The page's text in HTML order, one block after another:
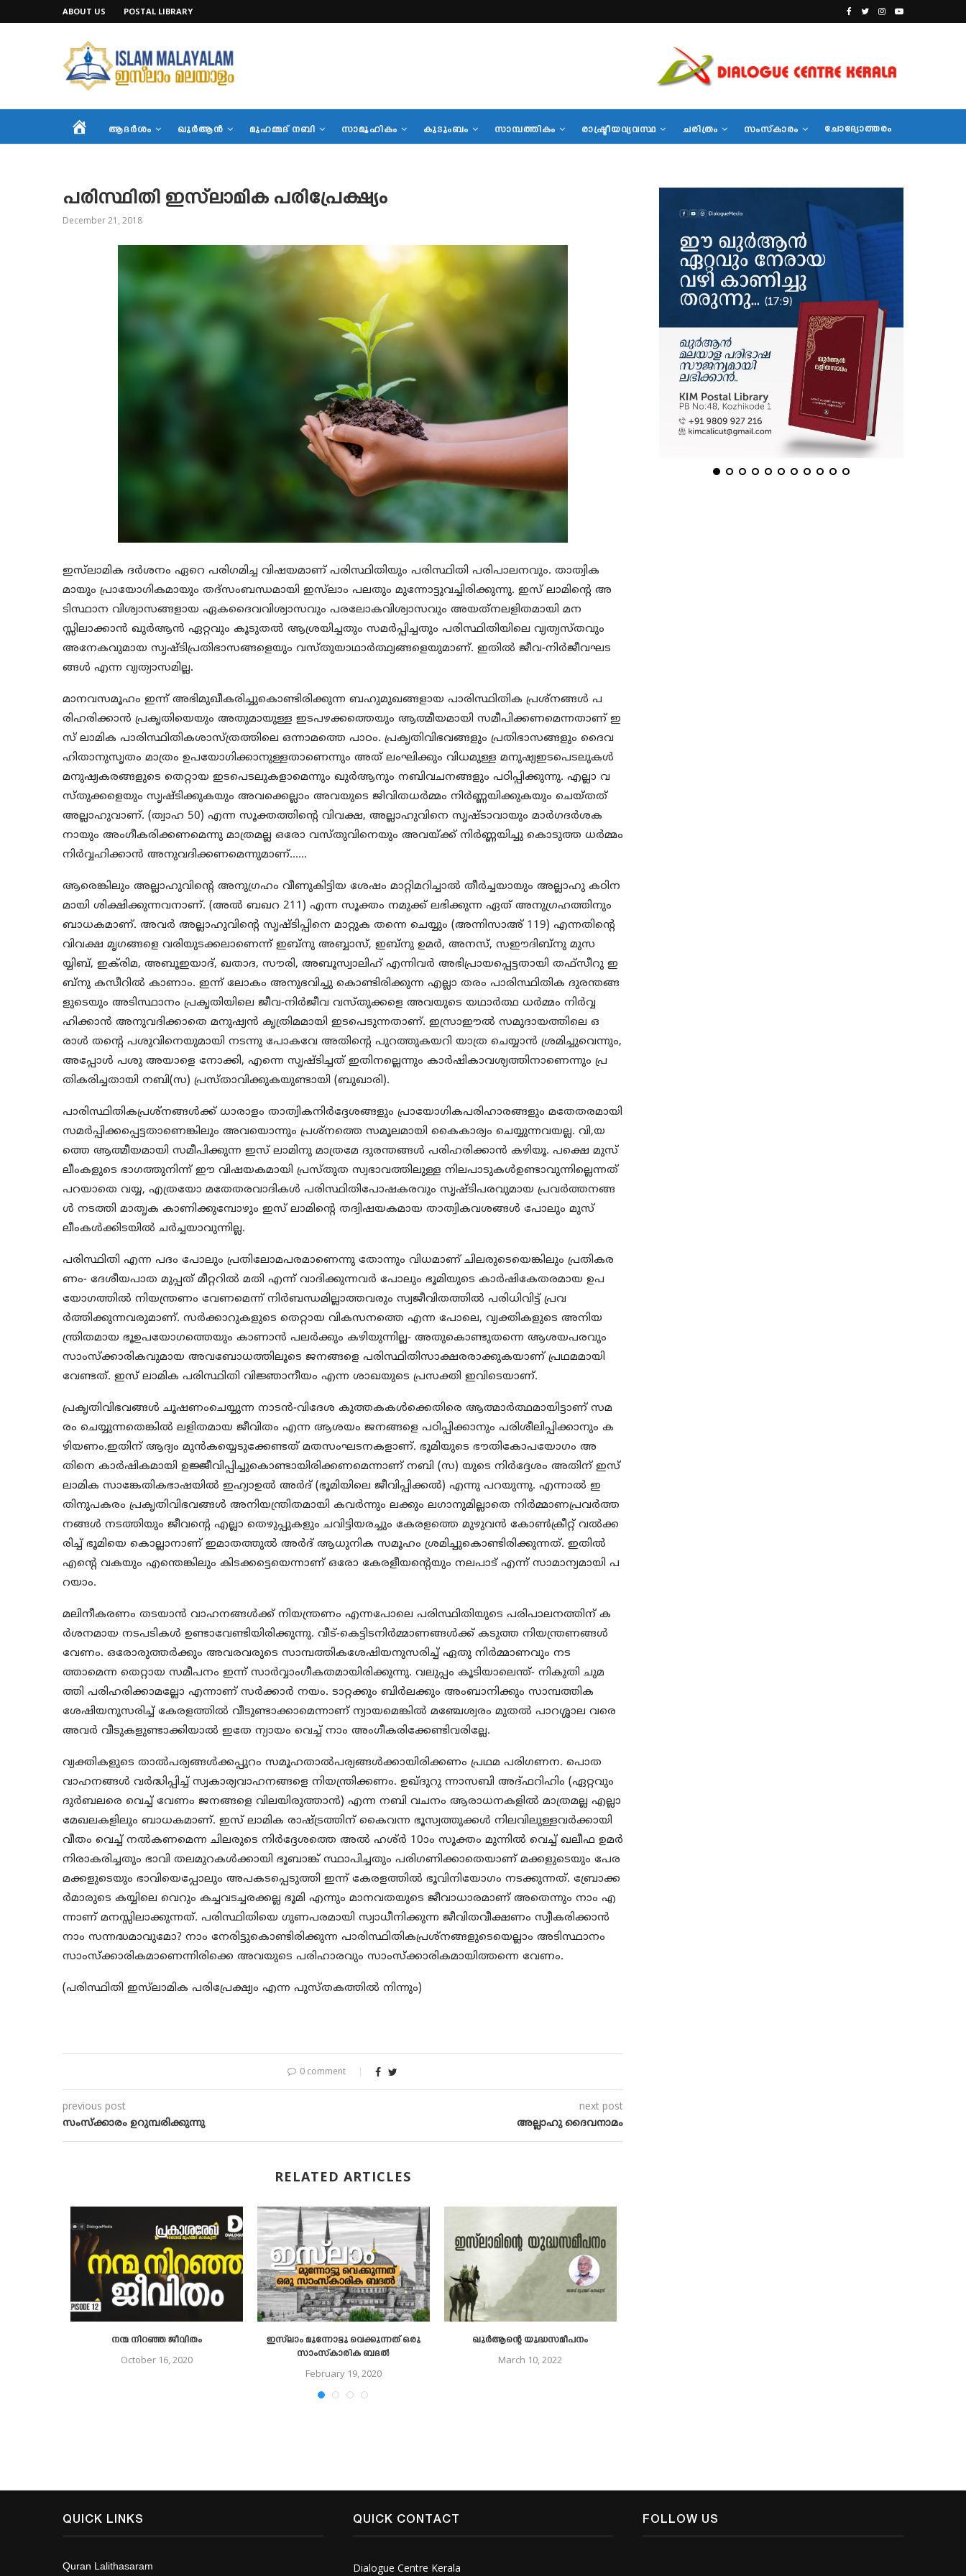
ABOUT US POSTAL LIBRARY
HOMEആദര്‍ശം ഖുര്‍ആന്‍ മുഹമ്മദ് നബി സാമൂഹികം കുടുംബം സാമ്പത്തികം രാഷ്ട്രീയവ്യവസ്ഥ ചരിത്രം സംസ്‌കാരം ചോദ്യോത്തരം
പരിസ്ഥിതി ഇസ്‌ലാമിക പരിപ്രേക്ഷ്യം
December 21, 2018
ഇസ്‌ലാമിക ദര്‍ശനം ഏറെ പരിഗമിച്ച വിഷയമാണ് പരിസ്ഥിതിയും പരിസ്ഥിതി പരിപാലനവും. താത്വിക
മായും പ്രായോഗികമായും തദ്‌സംബന്ധമായി ഇസ്‌ലാം പലതും മുന്നോട്ടുവച്ചിരിക്കുന്നു. ഇസ് ലാമിന്റെ അ
ടിസ്ഥാന വിശ്വാസങ്ങളായ ഏകദൈവവിശ്വാസവും പരലോകവിശ്വാസവും അയത്‌നലളിതമായി മന
സ്സിലാക്കാന്‍ ഖുര്‍ആന്‍ ഏറ്റവും കൂടുതല്‍ ആശ്രയിച്ചതും സമര്‍പ്പിച്ചതും പരിസ്ഥിതിയിലെ വ്യത്യസ്തവും
അനേകവുമായ സൃഷ്ടിപ്രതിഭാസങ്ങളെയും വസ്തുയാഥാര്‍ത്ഥ്യങ്ങളെയുമാണ്. ഇതില്‍ ജീവ-നിര്‍ജീവഘട
ങ്ങള്‍ എന്ന വ്യത്യാസമില്ല.
മാനവസമൂഹം ഇന്ന് അഭിമുഖീകരിച്ചുകൊണ്ടിരിക്കുന്ന ബഹുമുഖങ്ങളായ പാരിസ്ഥിതിക പ്രശ്‌നങ്ങള്‍ പ
രിഹരിക്കാന്‍ പ്രകൃതിയെയും അതുമായുള്ള ഇടപഴക്കത്തെയും ആത്മീയമായി സമീപിക്കണമെന്നതാണ് ഇ
സ് ലാമിക പാരിസ്ഥിതികശാസ്ത്രത്തിലെ ഒന്നാമത്തെ പാഠം. പ്രകൃതിവിഭവങ്ങളും പ്രതിഭാസങ്ങളും ദൈവ
ഹിതാനുസൃതം മാത്രം ഉപയോഗിക്കാനുള്ളതാണെന്നും അത് ലംഘിക്കും വിധമുള്ള മനുഷ്യഇടപെടലുകള്‍
മനുഷ്യകരങ്ങളുടെ തെറ്റായ ഇടപെടലുകളാമെന്നും ഖുര്‍ആനും നബിവചനങ്ങളും പഠിപ്പിക്കുന്നു. എല്ലാ വ
സ്തുക്കളെയും സൃഷ്ടിക്കുകയും അവക്കെല്ലാം അവയുടെ ജിവിതധര്‍മ്മം നിര്‍ണ്ണയിക്കുകയും ചെയ്തത്
അല്ലാഹുവാണ്. (ത്വാഹ 50) എന്ന സൂക്തത്തിന്റെ വിവക്ഷ, അല്ലാഹുവിനെ സൃഷ്ടാവായും മാര്‍ഗദര്‍ശക
നായും അംഗീകരിക്കണമെന്നു മാത്രമല്ല ഒരോ വസ്തുവിനെയും അവയ്ക്ക് നിര്‍ണ്ണയിച്ചു കൊടുത്ത ധര്‍മ്മം
നിര്‍വ്വഹിക്കാന്‍ അനുവദിക്കണമെന്നുമാണ്……
ആരെങ്കിലും അല്ലാഹുവിന്റെ അനുഗ്രഹം വീണുകിട്ടിയ ശേഷം മാറ്റിമറിച്ചാല്‍ തീര്‍ച്ചയായും അല്ലാഹു കഠിന
മായി ശിക്ഷിക്കുന്നവനാണ്. (അല്‍ ബഖറ 211) എന്ന സൂക്തം നമുക്ക് ലഭിക്കുന്ന ഏത് അനുഗ്രഹത്തിനും
ബാധകമാണ്. അവര്‍ അല്ലാഹുവിന്റെ സൃഷ്ടിപ്പിനെ മാറ്റുക തന്നെ ചെയ്യും (അന്നിസാഅ് 119) എന്നതിന്റെ
വിവക്ഷ മൃഗങ്ങളെ വരിയുടക്കലാണെന്ന് ഇബ്‌നു അബ്ബാസ്, ഇബ്‌നു ഉമര്‍, അനസ്, സഈദിബ്‌നു മുസ
യ്യിബ്, ഇക്‌രിമ, അബൂഇയാദ്, ഖതാദ, സൗരി, അബൂസ്വാലിഹ് എന്നിവര്‍ അഭിപ്രായപ്പെട്ടതായി തഫ്‌സീറു ഇ
ബ്‌നു കസീറില്‍ കാണാം. ഇന്ന് ലോകം അനുഭവിച്ചു കൊണ്ടിരിക്കുന്ന എല്ലാ തരം പാരിസ്ഥിതിക ദുരന്തങ്ങ
ളുടെയും അടിസ്ഥാനം പ്രകൃതിയിലെ ജീവ-നിര്‍ജീവ വസ്തുക്കളെ അവയുടെ യഥാര്‍ത്ഥ ധര്‍മ്മം നിര്‍വ്വ
ഹിക്കാന്‍ അനുവദിക്കാതെ മനുഷ്യന്‍ കൃത്രിമമായി ഇടപെടുന്നതാണ്. ഇസ്രാഈല്‍ സമുദായത്തിലെ ഒ
രാള്‍ തന്റെ പശുവിനെയുമായി നടന്നു പോകവേ അതിന്റെ പുറത്തുകയറി യാത്ര ചെയ്യാന്‍ ശ്രമിച്ചുവെന്നും,
അപ്പോള്‍ പശു അയാളെ നോക്കി, എന്നെ സൃഷ്ടിച്ചത് ഇതിനല്ലെന്നും കാര്‍ഷികാവശ്യത്തിനാണെന്നും പ്ര
തികരിച്ചതായി നബി(സ) പ്രസ്താവിക്കുകയുണ്ടായി (ബുഖാരി).
പാരിസ്ഥിതികപ്രശ്‌നങ്ങള്‍ക്ക് ധാരാളം താത്വികനിര്‍ദ്ദേശങ്ങളും പ്രായോഗികപരിഹാരങ്ങളും മതേതരമായി
സമര്‍പ്പിക്കപ്പെട്ടതാണെങ്കിലും അവയൊന്നും പ്രശ്‌നത്തെ സമൂലമായി കൈകാര്യം ചെയ്യുന്നവയല്ല. വി,യ
ത്തെ ആത്മീയമായി സമീപിക്കുന്ന ഇസ് ലാമിനു മാത്രമേ ദുരന്തങ്ങള്‍ പരിഹരിക്കാന്‍ കഴിയൂ. പക്ഷെ മുസ്
ലീംകളുടെ ഭാഗത്തുനിന്ന് ഈ വിഷയകമായി പ്രസ്തുത സ്വഭാവത്തിലുള്ള നിലപാടുകള്‍ഉണ്ടാവുന്നില്ലെന്നത്
പറയാതെ വയ്യ, എത്രയോ മതേതരവാദികള്‍ പരിസ്ഥിതിപോഷകരവും സൃഷ്ടിപരവുമായ പ്രവര്‍ത്തനങ്ങ
ള്‍ നടത്തി മാതൃക കാണിക്കുമ്പോഴും ഇസ് ലാമിന്റെ തദ്വിഷയകമായ താത്വികവശങ്ങള്‍ പോലും മുസ്
ലീംകള്‍ക്കിടയില്‍ ചര്‍ച്ചയാവുന്നില്ല.
പരിസ്ഥിതി എന്ന പദം പോലും പ്രതിലോമപരമാണെന്നു തോന്നും വിധമാണ് ചിലരുടെയെങ്കിലും പ്രതികര
ണം- ദേശീയപാത മുപ്പത് മീറ്ററില്‍ മതി എന്ന് വാദിക്കുന്നവര്‍ പോലും ഭൂമിയുടെ കാര്‍ഷികേതരമായ ഉപ
യോഗത്തില്‍ നിയന്ത്രണം വേണമെന്ന് നിര്‍ബന്ധമില്ലാത്തവരും സ്വജീവിതത്തില്‍ പരിധിവിട്ട് പ്രവ
ര്‍ത്തിക്കുന്നവരുമാണ്. സര്‍ക്കാറുകളുടെ തെറ്റായ വികസനത്തെ എന്ന പോലെ, വ്യക്തികളുടെ അനിയ
ന്ത്രിതമായ ഭൂഉപയോഗത്തെയും കാണാന്‍ പലര്‍ക്കും കഴിയുന്നില്ല- അതുകൊണ്ടുതന്നെ ആശയപരവും
സാംസ്‌ക്കാരികവുമായ അവബോധത്തിലൂടെ ജനങ്ങളെ പരിസ്ഥിതിസാക്ഷരരാക്കുകയാണ് പ്രഥമമായി
വേണ്ടത്. ഇസ് ലാമിക പരിസ്ഥിതി വിജ്ഞാനീയം എന്ന ശാഖയുടെ പ്രസക്തി ഇവിടെയാണ്.
പ്രകൃതിവിഭവങ്ങള്‍ ചൂഷണംചെയ്യുന്ന നാടന്‍-വിദേശ കുത്തകകള്‍ക്കെതിരെ ആത്മാര്‍ത്ഥമായിട്ടാണ് സമ
രം ചെയ്യുന്നതെങ്കില്‍ ലളിതമായ ജീവിതം എന്ന ആശയം ജനങ്ങളെ പഠിപ്പിക്കാനും പരിശീലിപ്പിക്കാനും ക
ഴിയണം.ഇതിന് ആദ്യം മുന്‍കയ്യെടുക്കേണ്ടത് മതസംഘടനകളാണ്. ഭൂമിയുടെ ഭൗതികോപയോഗം അ
തിനെ കാര്‍ഷികമായി ഉജ്ജീവിപ്പിച്ചുകൊണ്ടായിരിക്കണമെന്നാണ് നബി (സ) യുടെ നിര്‍ദ്ദേശം അതിന് ഇസ്
ലാമിക സാങ്കേതികഭാഷയില്‍ ഇഹ്യാഉല്‍ അര്‍ദ് (ഭൂമിയിലെ ജീവിപ്പിക്കല്‍) എന്നു പറയുന്നു. എന്നാല്‍ ഇ
തിനുപകരം പ്രകൃതിവിഭവങ്ങള്‍ അനിയന്ത്രിതമായി കവര്‍ന്നും ലക്കും ലഗാനുമില്ലാതെ നിര്‍മ്മാണപ്രവര്‍ത്ത
നങ്ങള്‍ നടത്തിയും ജീവന്റെ എല്ലാ തെഴുപ്പുകളും ചവിട്ടിയരച്ചും കേരളത്തെ മുഴുവന്‍ കോണ്‍ക്രീറ്റ് വല്‍ക്ക
രിച്ച് ഭൂമിയെ കൊല്ലാനാണ് ഇമാതത്തുല്‍ അര്‍ദ് ആധുനിക സമൂഹം ശ്രമിച്ചുകൊണ്ടിരിക്കുന്നത്. ഇതില്‍
എന്റെ വകയും എന്തെങ്കിലും കിടക്കട്ടെയെന്നാണ് ഒരോ കേരളീയന്റെയും നലപാട് എന്ന് സാമാന്യമായി പ
റയാം.
മലിനീകരണം തടയാന്‍ വാഹനങ്ങള്‍ക്ക് നിയന്ത്രണം എന്നപോലെ പരിസ്ഥിതിയുടെ പരിപാലനത്തിന് ക
ര്‍ശനമായ നടപടികള്‍ ഉണ്ടാവേണ്ടിയിരിക്കുന്നു. വീട്-കെട്ടിടനിര്‍മ്മാണങ്ങള്‍ക്ക് കടുത്ത നിയന്ത്രണങ്ങള്‍
വേണം. ഒരോരുത്തര്‍ക്കും അവരവരുടെ സാമ്പത്തികശേഷിയനുസരിച്ച് ഏതു നിര്‍മ്മാണവും നട
ത്താമെന്ന തെറ്റായ സമീപനം ഇന്ന് സാര്‍വ്വാംഗീകതമായിരിക്കുന്നു. വലുപ്പം കൂടിയാലെന്ത്- നികുതി ചുമ
ത്തി പരിഹരിക്കാമല്ലോ എന്നാണ് സര്‍ക്കാര്‍ നയം. ടാറ്റക്കും ബിര്‍ലക്കും അംബാനിക്കും സാമ്പത്തിക
ശേഷിയനുസരിച്ച് കേരളത്തില്‍ വീടുണ്ടാക്കാമെന്നാണ് ന്യായമെങ്കില്‍ മഞ്ചേശ്വരം മുതല്‍ പാറശ്ശാല വരെ
അവര്‍ വീടുകളുണ്ടാക്കിയാല്‍ ഇതേ ന്യായം വെച്ച് നാം അംഗീകരിക്കേണ്ടിവരില്ലേ.
വ്യക്തികളുടെ താല്‍പര്യങ്ങള്‍ക്കപ്പുറം സമൂഹതാല്‍പര്യങ്ങള്‍ക്കായിരിക്കണം പ്രഥമ പരിഗണന. പൊത
വാഹനങ്ങള്‍ വര്‍ദ്ധിപ്പിച്ച് സ്വകാര്യവാഹനങ്ങളെ നിയന്ത്രിക്കണം. ഉഖ്ദുറു ന്നാസബി അദ്ഫറിഹിം (ഏറ്റവും
ദുര്‍ബലരെ വെച്ച് വേണം ജനങ്ങളെ വിലയിരുത്താന്‍) എന്ന നബി വചനം ആരാധനകളില്‍ മാത്രമല്ല എല്ലാ
മേഖലകളിലും ബാധകമാണ്. ഇസ് ലാമിക രാഷ്ട്രത്തിന് കൈവന്ന ഭൂസ്വത്തുക്കള്‍ നിലവിലുള്ളവര്‍ക്കായി
വീതം വെച്ച് നല്‍കണമെന്ന ചിലരുടെ നിര്‍ദ്ദേശത്തെ അല്‍ ഹശ്ര്‍ 10ാം സൂക്തം മുന്നില്‍ വെച്ച് ഖലീഫ ഉമര്‍
നിരാകരിച്ചതും ഭാവി തലമുറകള്‍ക്കായി ഭൂബാങ്ക് സ്ഥാപിച്ചതും പരിഗണിക്കാതെയാണ് മക്കളുടെയും പേര
മക്കളുടെയും ഭാവിയെപ്പോലും അപകടപ്പെടുത്തി ഇന്ന് കേരളത്തില്‍ ഭൂവിനിയോഗം നടക്കുന്നത്. ബ്രോക്ക
ര്‍മാരുടെ കയ്യിലെ വെറും കച്ചവടച്ചരക്കല്ല ഭൂമി എന്നും മാനവതയുടെ ജീവാധാരമാണ് അതെന്നും നാം എ
ന്നാണ് മനസ്സിലാക്കുന്നത്. പരിസ്ഥിതിയെ ഗുണപരമായി സ്വാധീനിക്കുന്ന ജീവിതവീക്ഷണം സ്വീകരിക്കാന്‍
നാം സന്നദ്ധമാവുമോ? നാം നേരിട്ടുകൊണ്ടിരിക്കുന്ന പാരിസ്ഥിതികപ്രശ്‌നങ്ങളുടെയെല്ലാം അടിസ്ഥാനം
സാംസ്‌ക്കാരികമാണെന്നിരിക്കെ അവയുടെ പരിഹാരവും സാംസ്‌ക്കാരികമായിത്തന്നെ വേണം.
(പരിസ്ഥിതി ഇസ്‌ലാമിക പരിപ്രേക്ഷ്യം എന്ന പുസ്തകത്തില്‍ നിന്നും)
0 comment
previous post
സംസ്‌ക്കാരം ഉറുമ്പരിക്കുന്നു
next post
അല്ലാഹു ദൈവനാമം
RELATED ARTICLES
നന്മ നിറഞ്ഞ ജീവിതം
October 16, 2020
ഇസ്‌ലാം മുന്നോട്ടു വെക്കുന്നത് ഒരു
സാംസ്‌കാരിക ബദൽ
February 19, 2020
ഖുർആന്റെ യുദ്ധസമീപനം
March 10, 2022
QUICK LINKS
Quran Lalithasaram
QUICK CONTACT
Dialogue Centre Kerala
FOLLOW US